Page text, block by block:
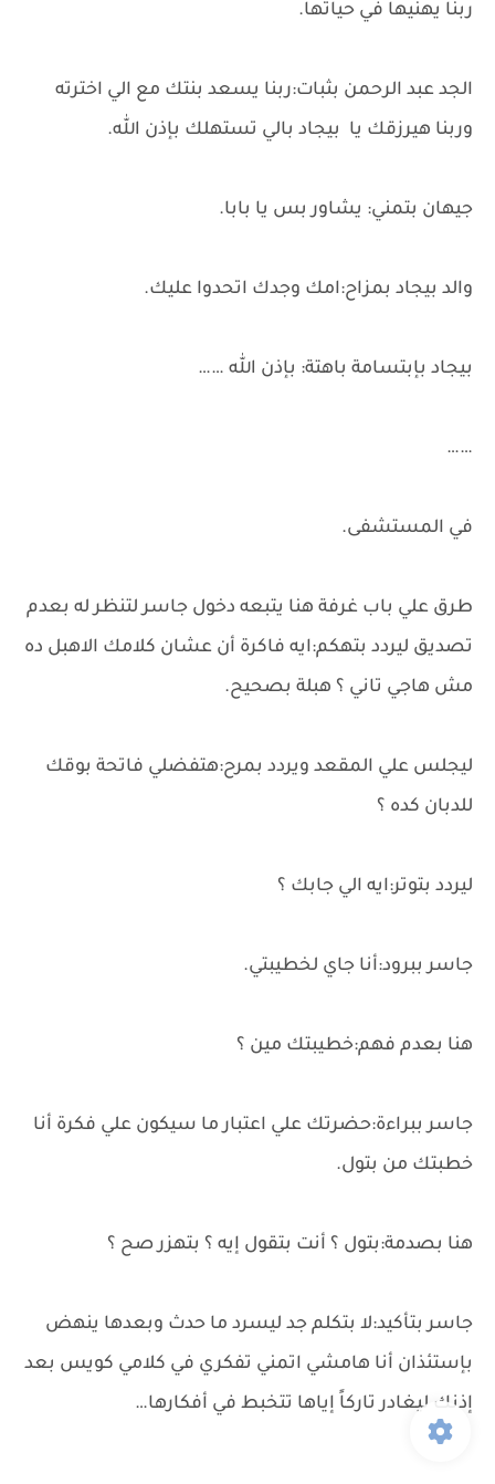
ربنا يهنيها في حياتها.
الجد عبد الرحمن بثبات:ربنا يسعد بنتك مع الي اخترته
وربنا هيرزقك يا بيجاد بالي تستهلك بإذن الله.
جيهان بتمني: يشاور بس يا بابا.
والد بيجاد بمزاح:امك وجدك اتحدوا عليك.
بيجاد بإبتسامة باهتة: بإذن الله ……
……
في المستشفى.
طرق علي باب غرفة هنا يتبعه دخول جاسر لتنظر له بعدم
تصديق ليردد بتهكم:ايه فاكرة أن عشان كلامك الاهبل ده
مش هاجي تاني ؟ هبلة بصحيح.
ليجلس علي المقعد ويردد بمرح:هتفضلي فاتحة بوقك
للدبان كده ؟
ليردد بتوتر:ايه الي جابك ؟
جاسر ببرود:أنا جاي لخطيبتي.
هنا بعدم فهم:خطيبتك مين ؟
جاسر ببراءة:حضرتك علي اعتبار ما سيكون علي فكرة أنا
خطبتك من بتول.
هنا بصدمة:بتول ؟ أنت بتقول إيه ؟ بتهزر صح ؟
جاسر بتأكيد:لا بتكلم جد ليسرد ما حدث وبعدها ينهض
بإستئذان أنا هامشي اتمني تفكري في كلامي كويس بعد
إذنك ليغادر تاركاً إياها تتخبط في أفكارها…